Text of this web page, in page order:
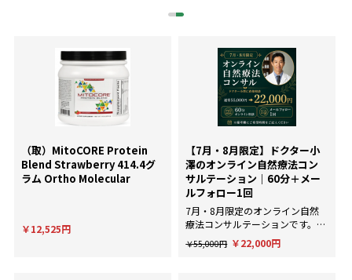
（取）MitoCORE Protein
Blend Strawberry 414.4グ
ラム Ortho Molecular
￥12,525円
【7月・8月限定】ドクター小
澤のオンライン自然療法コン
サルテーション｜60分＋メー
ルフォロー1回
7月・8月限定のオンライン自然
療法コンサルテーションです。AI
による一般的な回答ではなく、臨
床経験にもとづいた個別のアドバ
￥55,000円 ￥22,000円